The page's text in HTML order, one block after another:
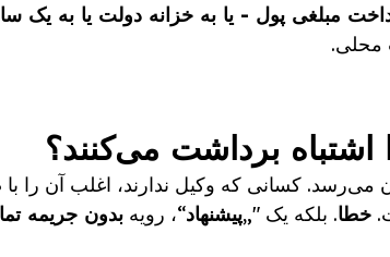
مبلغی پول - یا به خزانه دولت یا به یک
محلی.
می‌رسد. کسانی که وکیل ندارند، اغلب آن را
خطا. بلکه یک "„پیشنهاد“، رویه بدون جریمه